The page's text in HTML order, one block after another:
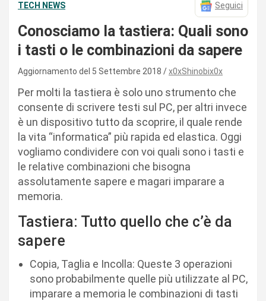
TECH NEWS Seguici
Conosciamo la tastiera: Quali sono
i tasti o le combinazioni da sapere
Aggiornamento del 5 Settembre 2018 x0xShinobix0x
Per molti la tastiera è solo uno strumento che
consente di scrivere testi sul PC, per altri invece
è un dispositivo tutto da scoprire, il quale rende
la vita “informatica” più rapida ed elastica. Oggi
vogliamo condividere con voi quali sono i tasti e
le relative combinazioni che bisogna
assolutamente sapere e magari imparare a
memoria.
Tastiera: Tutto quello che c’è da
sapere
Copia, Taglia e Incolla: Queste 3 operazioni
sono probabilmente quelle più utilizzate al PC,
imparare a memoria le combinazioni di tasti